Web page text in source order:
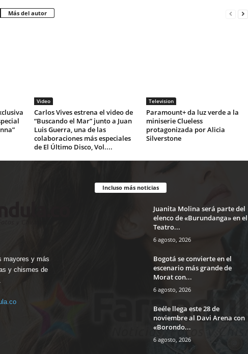
Más del autor
Video
Carlos Vives estrena el video de
“Buscando el Mar” junto a Juan
Luis Guerra, una de las
colaboraciones más especiales
de El Último Disco, Vol....
Television
Paramount+ da luz verde a la
miniserie Clueless
protagonizada por Alicia
Silverstone
mayores y más
y chismes de
Incluso más noticias
Juanita Molina será parte del
elenco de «Burundanga» en el
Teatro...
6 agosto, 2026
Bogotá se convierte en el
escenario más grande de
Morat con...
6 agosto, 2026
Beéle llega este 28 de
noviembre al Davi Arena con
«Borondo...
6 agosto, 2026